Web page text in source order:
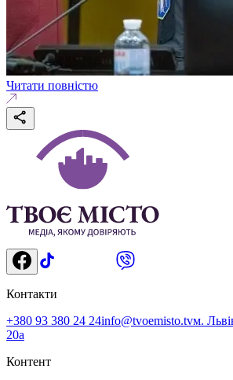
Читати повністю
Контакти
+380 93 380 24 24info@tvoemisto.tvм.
20а
Контент